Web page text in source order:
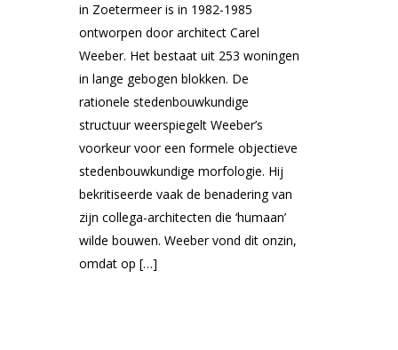
in Zoetermeer is in 1982-1985
ontworpen door architect Carel
Weeber. Het bestaat uit 253 woningen
in lange gebogen blokken. De
rationele stedenbouwkundige
structuur weerspiegelt Weeber’s
voorkeur voor een formele objectieve
stedenbouwkundige morfologie. Hij
bekritiseerde vaak de benadering van
zijn collega-architecten die ‘humaan’
wilde bouwen. Weeber vond dit onzin,
omdat op […]